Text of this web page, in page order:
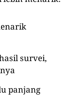
survei,
panjang